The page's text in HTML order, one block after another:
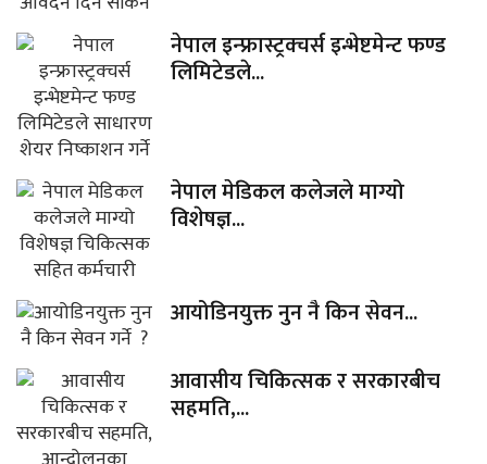
नेपाल इन्फ्रास्ट्रक्चर्स इन्भेष्टमेन्ट फण्ड
लिमिटेडले...
नेपाल मेडिकल कलेजले माग्यो
विशेषज्ञ...
आयोडिनयुक्त नुन नै किन सेवन...
आवासीय चिकित्सक र सरकारबीच
सहमति,...